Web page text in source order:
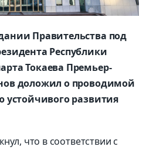
Правительства под
Республики
Токаева Премьер-
доложил о проводимой
устойчивого развития
что в соответствии с